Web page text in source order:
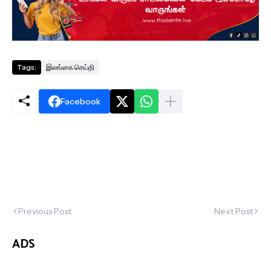
Tags: இலங்கை செய்தி
Facebook
Previous Post Next Post
ADS